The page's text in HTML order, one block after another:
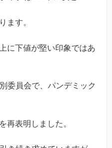
ます。
に下値が堅い印象ではあ
委員会で、パンデミック
再表明しました。